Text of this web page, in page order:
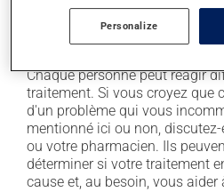
secondaires), notamment :
il peut irriter localement.
Chaque personne peut réagir
traitement. Si vous croyez que
d'un problème qui vous
mentionné ici ou non,
ou votre pharmacien. Ils
déterminer si votre traitement
cause et, au besoin, vous
Personalize